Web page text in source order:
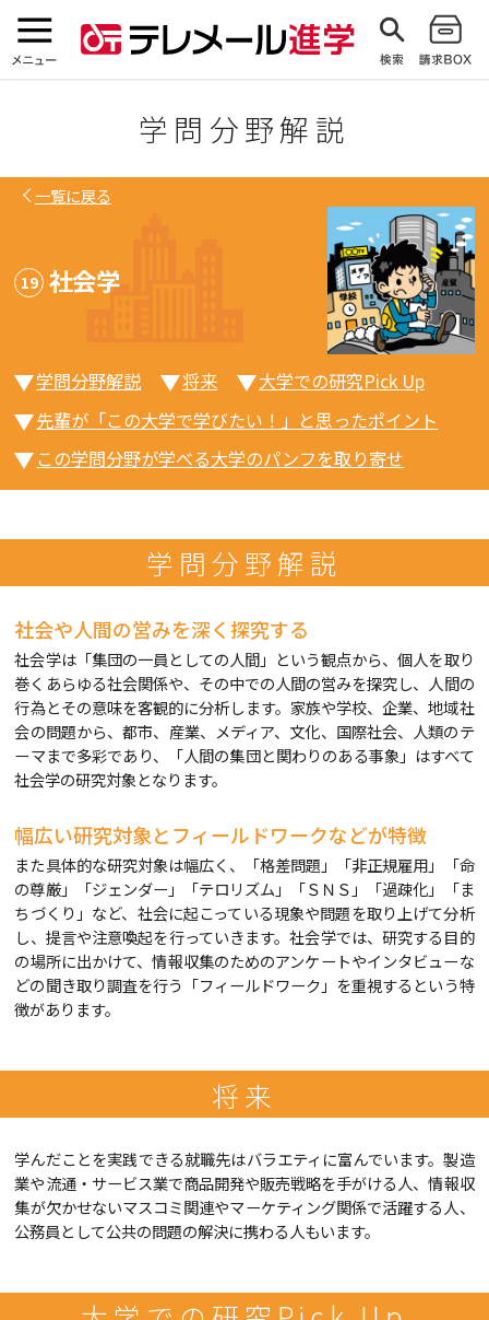
学問分野解説
一覧に戻る
19 社会学
学問分野解説 将来
大学での研究Pick Up
先輩が「この大学で学びたい！」と思ったポイント
この学問分野が学べる大学のパンフを取り寄せ
学問分野解説
社会や人間の営みを深く探究する
社会学は「集団の一員としての人間」という観点から、個人を取り
巻くあらゆる社会関係や、その中での人間の営みを探究し、人間の
行為とその意味を客観的に分析します。家族や学校、企業、地域社
会の問題から、都市、産業、メディア、文化、国際社会、人類のテ
ーマまで多彩であり、「人間の集団と関わりのある事象」はすべて
社会学の研究対象となります。
幅広い研究対象とフィールドワークなどが特徴
また具体的な研究対象は幅広く、「格差問題」「非正規雇用」「命
の尊厳」「ジェンダー」「テロリズム」「ＳＮＳ」「過疎化」「ま
ちづくり」など、社会に起こっている現象や問題を取り上げて分析
し、提言や注意喚起を行っていきます。社会学では、研究する目的
の場所に出かけて、情報収集のためのアンケートやインタビューな
どの聞き取り調査を行う「フィールドワーク」を重視するという特
徴があります。
将来
学んだことを実践できる就職先はバラエティに富んでいます。製造
業や流通・サービス業で商品開発や販売戦略を手がける人、情報収
集が欠かせないマスコミ関連やマーケティング関係で活躍する人、
公務員として公共の問題の解決に携わる人もいます。